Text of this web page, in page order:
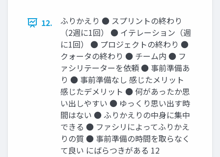
12.
ふりかえり ● スプリントの終わり
（2週に1回） ● イテレーション（週
に1回） ● プロジェクトの終わり ●
クォータの終わり ● チーム内 ● フ
ァシリテーターを依頼 ● 事前準備あ
り ● 事前準備なし 感じたメリット
感じたデメリット ● 何があったか思
い出しやすい ● ゆっくり思い出す時
間はない ● ふりかえりの中身に集中
できる ● ファシリによってふりかえ
りの質 ● 事前準備の時間を取らなく
て良い にばらつきがある 12